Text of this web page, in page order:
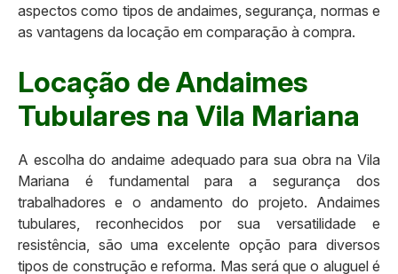
aspectos como tipos de andaimes, segurança, normas e
as vantagens da locação em comparação à compra.
Locação de Andaimes
Tubulares na Vila Mariana
A escolha do andaime adequado para sua obra na Vila
Mariana é fundamental para a segurança dos
trabalhadores e o andamento do projeto. Andaimes
tubulares, reconhecidos por sua versatilidade e
resistência, são uma excelente opção para diversos
tipos de construção e reforma. Mas será que o aluguel é